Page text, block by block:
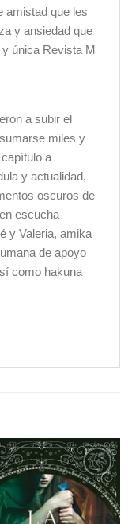
amistad que les
y ansiedad que
única Revista M
a subir el
miles y
a
y actualidad,
oscuros de
escucha
y Valeria, amika
de apoyo
como hakuna